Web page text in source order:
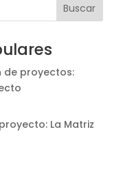
Buscar
de proyectos:
La Matriz